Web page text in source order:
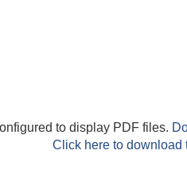
to display PDF files.
Click here to download